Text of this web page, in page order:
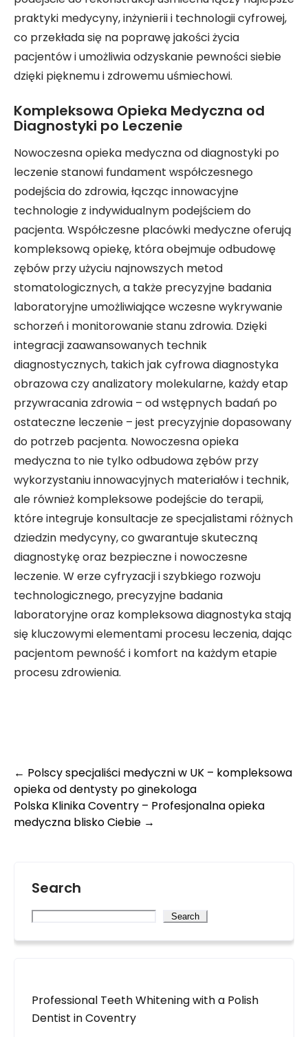
praktyki medycyny, inżynierii i technologii cyfrowej,
co przekłada się na poprawę jakości życia
pacjentów i umożliwia odzyskanie pewności siebie
dzięki pięknemu i zdrowemu uśmiechowi.
Kompleksowa Opieka Medyczna od
Diagnostyki po Leczenie
Nowoczesna opieka medyczna od diagnostyki po
leczenie stanowi fundament współczesnego
podejścia do zdrowia, łącząc innowacyjne
technologie z indywidualnym podejściem do
pacjenta. Współczesne placówki medyczne oferują
kompleksową opiekę, która obejmuje odbudowę
zębów przy użyciu najnowszych metod
stomatologicznych, a także precyzyjne badania
laboratoryjne umożliwiające wczesne wykrywanie
schorzeń i monitorowanie stanu zdrowia. Dzięki
integracji zaawansowanych technik
diagnostycznych, takich jak cyfrowa diagnostyka
obrazowa czy analizatory molekularne, każdy etap
przywracania zdrowia – od wstępnych badań po
ostateczne leczenie – jest precyzyjnie dopasowany
do potrzeb pacjenta. Nowoczesna opieka
medyczna to nie tylko odbudowa zębów przy
wykorzystaniu innowacyjnych materiałów i technik,
ale również kompleksowe podejście do terapii,
które integruje konsultacje ze specjalistami różnych
dziedzin medycyny, co gwarantuje skuteczną
diagnostykę oraz bezpieczne i nowoczesne
leczenie. W erze cyfryzacji i szybkiego rozwoju
technologicznego, precyzyjne badania
laboratoryjne oraz kompleksowa diagnostyka stają
się kluczowymi elementami procesu leczenia, dając
pacjentom pewność i komfort na każdym etapie
procesu zdrowienia.
Post
navigation
← Polscy specjaliści medyczni w UK – kompleksowa
opieka od dentysty po ginekologa
Polska Klinika Coventry – Profesjonalna opieka
medyczna blisko Ciebie →
Search
Search
Professional Teeth Whitening with a Polish
Dentist in Coventry